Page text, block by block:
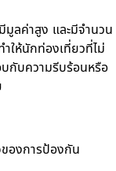
ลค่าสูง และมีจำนวน
ให้นักท่องเที่ยวที่ไม่
กับความรีบร้อนหรือ
องการป้องกัน